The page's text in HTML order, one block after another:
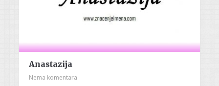
Anastazija
Nema komentara